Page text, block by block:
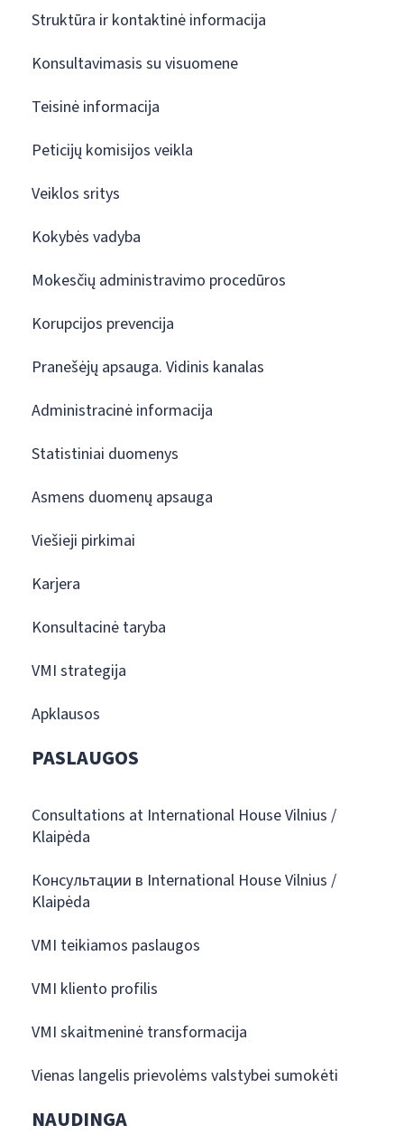
Struktūra ir kontaktinė informacija
Konsultavimasis su visuomene
Teisinė informacija
Peticijų komisijos veikla
Veiklos sritys
Kokybės vadyba
Mokesčių administravimo procedūros
Korupcijos prevencija
Pranešėjų apsauga. Vidinis kanalas
Administracinė informacija
Statistiniai duomenys
Asmens duomenų apsauga
Viešieji pirkimai
Karjera
Konsultacinė taryba
VMI strategija
Apklausos
PASLAUGOS
Consultations at International House Vilnius /
Klaipėda
Консультации в International House Vilnius /
Klaipėda
VMI teikiamos paslaugos
VMI kliento profilis
VMI skaitmeninė transformacija
Vienas langelis prievolėms valstybei sumokėti
NAUDINGA